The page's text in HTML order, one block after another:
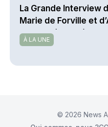
La Grande Interview
Marie de Forville et
Darmon (Ivesta)
À LA UNE
© 2026 News